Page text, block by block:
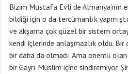
Bizim Mustafa Evli de Almanya’nın
bildiği için o da tercümanlık
ve akşama çok güzel bir sistem
kendi içlerinde anlaşmazlık oldu.
bir daha da olmadı. Ama önemli
bir Gayrı Müslim içine sindiremiyor.